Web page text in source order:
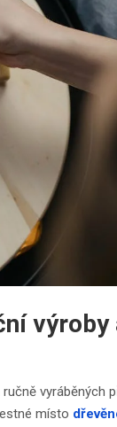
vyráběných
místo